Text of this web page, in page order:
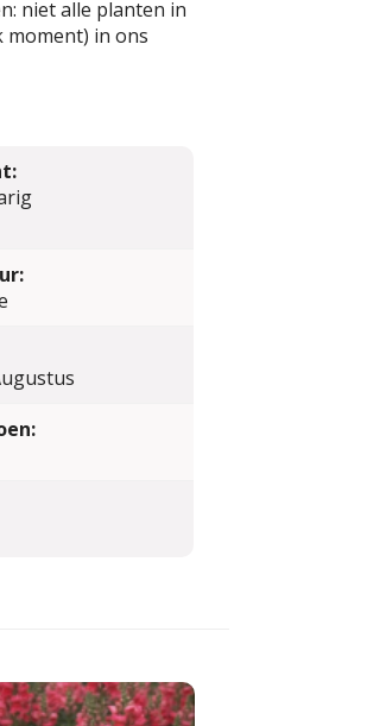
niet alle planten in
moment) in ons